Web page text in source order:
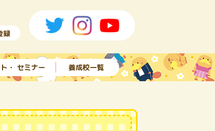
録
・ セミナー 養成校一覧